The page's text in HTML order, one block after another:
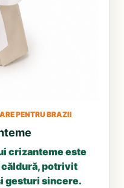
PENTRU BRAZII
crizanteme este
căldură, potrivit
gesturi sincere.